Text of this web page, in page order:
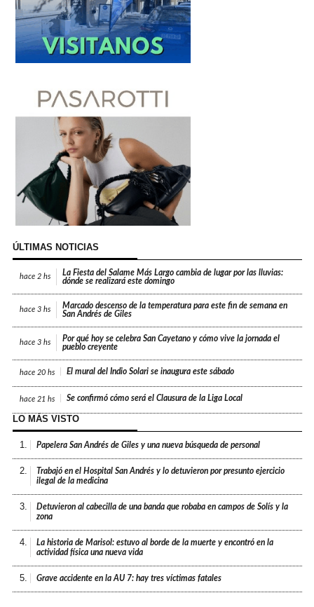
ÚLTIMAS NOTICIAS
hace 2 hs
La Fiesta del Salame Más Largo cambia de lugar por las lluvias:
dónde se realizará este domingo
hace 3 hs
Marcado descenso de la temperatura para este fin de semana en
San Andrés de Giles
hace 3 hs
Por qué hoy se celebra San Cayetano y cómo vive la jornada el
pueblo creyente
hace 20 hs El mural del Indio Solari se inaugura este sábado
hace 21 hs Se confirmó cómo será el Clausura de la Liga Local
LO MÁS VISTO
1. Papelera San Andrés de Giles y una nueva búsqueda de personal
2.
Trabajó en el Hospital San Andrés y lo detuvieron por presunto ejercicio
ilegal de la medicina
3.
Detuvieron al cabecilla de una banda que robaba en campos de Solís y la
zona
4.
La historia de Marisol: estuvo al borde de la muerte y encontró en la
actividad física una nueva vida
5. Grave accidente en la AU 7: hay tres víctimas fatales